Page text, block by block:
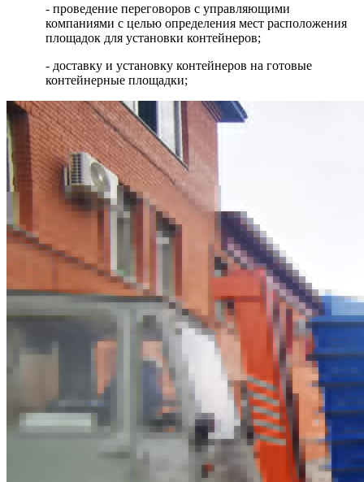
- проведение переговоров с управляющими
компаниями с целью определения мест расположения
площадок для установки контейнеров;
- доставку и установку контейнеров на готовые
контейнерные площадки;